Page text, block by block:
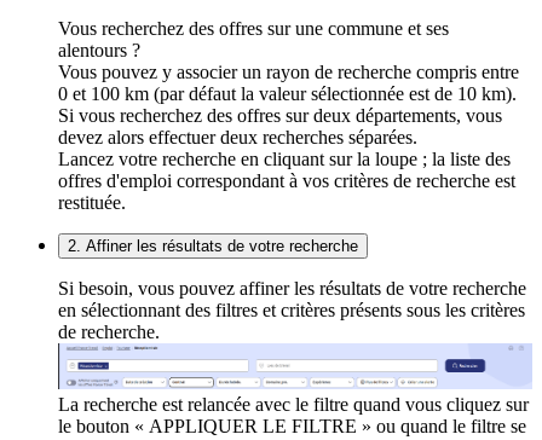
Vous recherchez des offres sur une commune et ses
alentours ?
Vous pouvez y associer un rayon de recherche compris entre
0 et 100 km (par défaut la valeur sélectionnée est de 10 km).
Si vous recherchez des offres sur deux départements, vous
devez alors effectuer deux recherches séparées.
Lancez votre recherche en cliquant sur la loupe ; la liste des
offres d'emploi correspondant à vos critères de recherche est
restituée.
2. Affiner les résultats de votre recherche
Si besoin, vous pouvez affiner les résultats de votre recherche
en sélectionnant des filtres et critères présents sous les critères
de recherche.
La recherche est relancée avec le filtre quand vous cliquez sur
le bouton « APPLIQUER LE FILTRE » ou quand le filtre se